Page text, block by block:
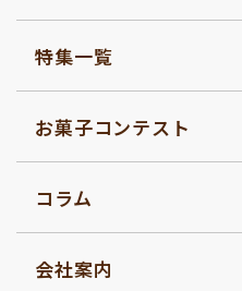
特集一覧
お菓子コンテスト
コラム
会社案内